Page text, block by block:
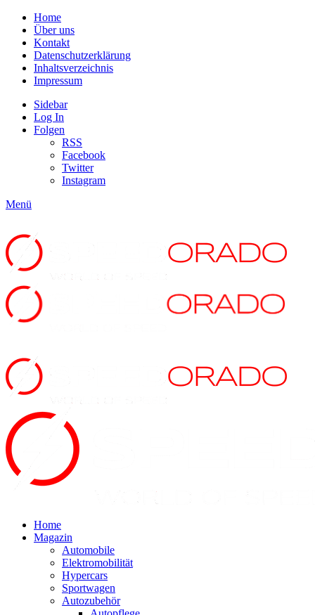
Home
Über uns
Kontakt
Datenschutzerklärung
Inhaltsverzeichnis
Impressum
Sidebar
Log In
Folgen
RSS
Facebook
Twitter
Instagram
Menü
Home
Magazin
Automobile
Elektromobilität
Hypercars
Sportwagen
Autozubehör